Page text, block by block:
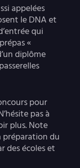
appelées
le DNA et
qui
«
diplôme
pour
pas à
plus. Note
préparation du
des écoles et